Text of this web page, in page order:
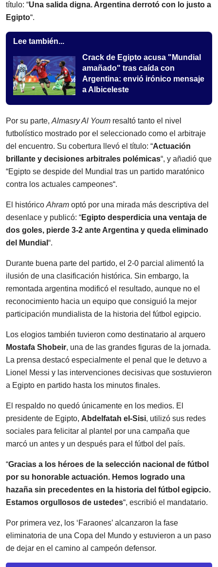
título: “Una salida digna. Argentina derrotó con lo justo a
Egipto“.
Lee también...
Crack de Egipto acusa "Mundial
amañado" tras caída con
Argentina: envió irónico mensaje
a Albiceleste
Por su parte, Almasry Al Youm resaltó tanto el nivel
futbolístico mostrado por el seleccionado como el arbitraje
del encuentro. Su cobertura llevó el título: “Actuación
brillante y decisiones arbitrales polémicas“, y añadió que
“Egipto se despide del Mundial tras un partido maratónico
contra los actuales campeones“.
El histórico Ahram optó por una mirada más descriptiva del
desenlace y publicó: “Egipto desperdicia una ventaja de
dos goles, pierde 3-2 ante Argentina y queda eliminado
del Mundial “.
Durante buena parte del partido, el 2-0 parcial alimentó la
ilusión de una clasificación histórica. Sin embargo, la
remontada argentina modificó el resultado, aunque no el
reconocimiento hacia un equipo que consiguió la mejor
participación mundialista de la historia del fútbol egipcio.
Los elogios también tuvieron como destinatario al arquero
Mostafa Shobeir, una de las grandes figuras de la jornada.
La prensa destacó especialmente el penal que le detuvo a
Lionel Messi y las intervenciones decisivas que sostuvieron
a Egipto en partido hasta los minutos finales.
El respaldo no quedó únicamente en los medios. El
presidente de Egipto, Abdelfatah el-Sisi, utilizó sus redes
sociales para felicitar al plantel por una campaña que
marcó un antes y un después para el fútbol del país.
“Gracias a los héroes de la selección nacional de fútbol
por su honorable actuación. Hemos logrado una
hazaña sin precedentes en la historia del fútbol egipcio.
Estamos orgullosos de ustedes“, escribió el mandatario.
Por primera vez, los ‘Faraones’ alcanzaron la fase
eliminatoria de una Copa del Mundo y estuvieron a un paso
de dejar en el camino al campeón defensor.